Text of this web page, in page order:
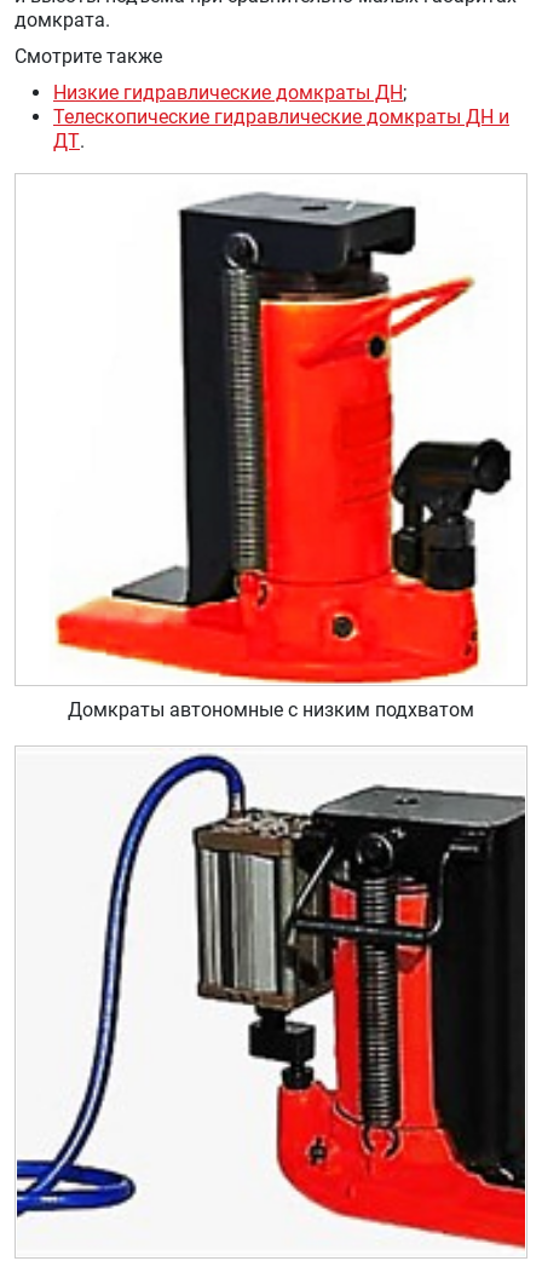
домкрата.
Смотрите также
Низкие гидравлические домкраты ДН;
Телескопические гидравлические домкраты ДН и
ДТ.
Домкраты автономные с низким подхватом